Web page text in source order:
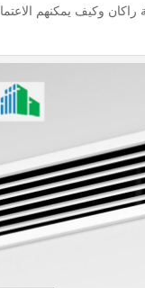
وكيف يمكنهم